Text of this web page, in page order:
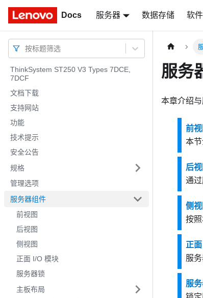
Docs 服务器 数据存储 软件
Docs
按标题筛选
ThinkSystem ST250 V3 Types 7DCE,
7DCF
文档下载
支持网站
功能
技术提示
安全公告
规格
管理选项
服务器组件
前视图
后视图
侧视图
正面 I/O 模块
服务器锁
主板布局
服务
本章介绍与
前视
本
后视
通
侧视
按
正
服
服